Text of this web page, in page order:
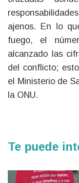
ajenos. En lo
fuego, el
alcanzado las
del conflicto;
el Ministerio de
la ONU.
Te puede